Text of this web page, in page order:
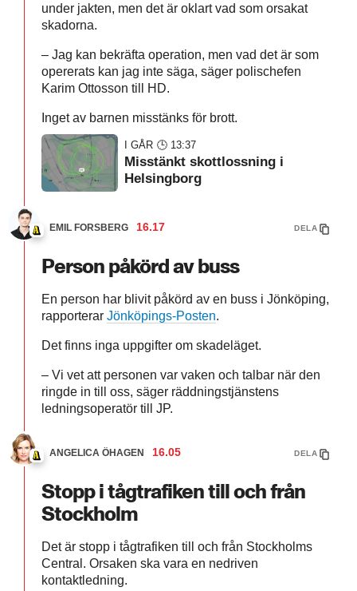
under jakten, men det är oklart vad som orsakat
skadorna.
– Jag kan bekräfta operation, men vad det är som
opererats kan jag inte säga, säger polischefen
Karim Ottosson till HD.
Inget av barnen misstänks för brott.
I GÅR 🕒 13:37
Misstänkt skottlossning i
Helsingborg
EMIL FORSBERG 16.17 DELA
Person påkörd av buss
En person har blivit påkörd av en buss i Jönköping,
rapporterar Jönköpings-Posten.
Det finns inga uppgifter om skadeläget.
– Vi vet att personen var vaken och talbar när den
ringde in till oss, säger räddningstjänstens
ledningsoperatör till JP.
ANGELICA ÖHAGEN 16.05 DELA
Stopp i tågtrafiken till och från
Stockholm
Det är stopp i tågtrafiken till och från Stockholms
Central. Orsaken ska vara en nedriven
kontaktledning.